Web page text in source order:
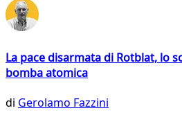
La pace disarmata di Rotblat, lo
bomba atomica
di Gerolamo Fazzini